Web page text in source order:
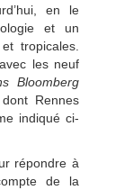
en le
et un
tropicales.
les neuf
Bloomberg
Rennes
indiqué ci-
répondre à
de la